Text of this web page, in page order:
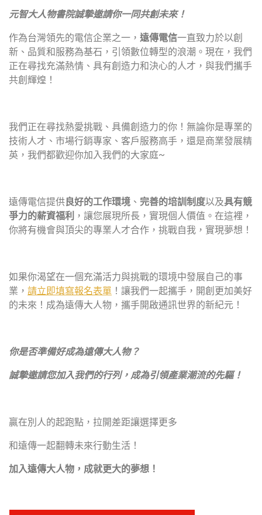
元智大人物書院誠摯邀請你一同共創未來！
作為台灣領先的電信企業之一， 遠傳電信一直致力於以創
新、品質和服務為基石，引領數位轉型的浪潮。現在，我們
正在尋找充滿熱情、具有創造力和決心的人才，與我們攜手
共創輝煌！
我們正在尋找熱愛挑戰、具備創造力的你！無論你是專業的
技術人才、市場行銷專家、客戶服務高手，還是商業發展精
英，我們都歡迎你加入我們的大家庭~
遠傳電信提供良好的工作環境 、 完善的培訓制度以及具有競
爭力的薪資福利 ，讓您展現所長，實現個人價值。在這裡，
你將有機會與頂尖的專業人才合作，挑戰自我，實現夢想！
如果你渴望在一個充滿活力與挑戰的環境中發展自己的事
業， 請立即填寫報名表單 ！讓我們一起攜手，開創更加美好
的未來！成為遠傳大人物，攜手開啟通訊世界的新紀元！
你是否準備好成為遠傳大人物？
誠摯邀請您加入我們的行列，成為引領產業潮流的先驅！
贏在別人的起跑點，拉開差距讓選擇更多
和遠傳一起翻轉未來行動生活！
加入遠傳大人物 ，成就更大的夢想 ！